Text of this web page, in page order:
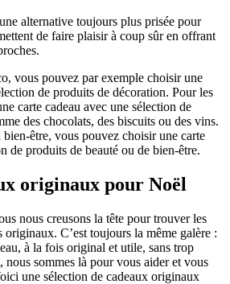
alternative toujours plus prisée pour
de faire plaisir à coup sûr en offrant
vous pouvez par exemple choisir une
de produits de décoration. Pour les
carte cadeau avec une sélection de
des chocolats, des biscuits ou des vins.
être, vous pouvez choisir une carte
de produits de beauté ou de bien-être.
originaux pour Noël
nous creusons la tête pour trouver les
C’est toujours la même galère :
à la fois original et utile, sans trop
nous sommes là pour vous aider et vous
une sélection de cadeaux originaux